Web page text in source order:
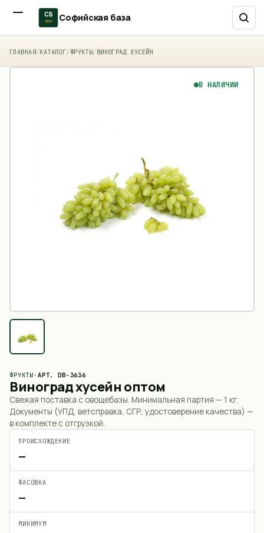
СБ
2015 Софийская база
ГЛАВНАЯ/КАТАЛОГ/ ФРУКТЫ/ ВИНОГРАД ХУСЕЙН
В НАЛИЧИИ
ФРУКТЫ · АРТ.DB-3636
Виноград хусейн оптом
Свежая поставка с овощебазы. Минимальная партия — 1 кг.
Документы (УПД, ветсправка, СГР, удостоверение качества) —
в комплекте с отгрузкой.
ПРОИСХОЖДЕНИЕ
—
ФАСОВКА
—
МИНИМУМ